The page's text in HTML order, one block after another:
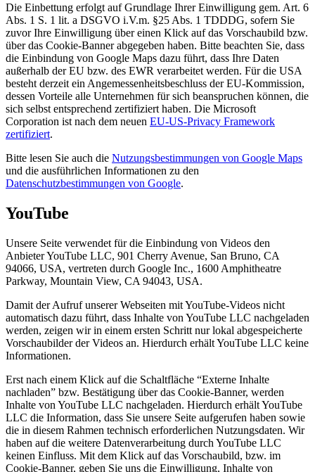
Die Einbettung erfolgt auf Grundlage Ihrer Einwilligung gem. Art. 6
Abs. 1 S. 1 lit. a DSGVO i.V.m. §25 Abs. 1 TDDDG, sofern Sie
zuvor Ihre Einwilligung über einen Klick auf das Vorschaubild bzw.
über das Cookie-Banner abgegeben haben. Bitte beachten Sie, dass
die Einbindung von Google Maps dazu führt, dass Ihre Daten
außerhalb der EU bzw. des EWR verarbeitet werden. Für die USA
besteht derzeit ein Angemessenheitsbeschluss der EU-Kommission,
dessen Vorteile alle Unternehmen für sich beanspruchen können, die
sich selbst entsprechend zertifiziert haben. Die Microsoft
Corporation ist nach dem neuen EU-US-Privacy Framework
zertifiziert.
Bitte lesen Sie auch die Nutzungsbestimmungen von Google Maps
und die ausführlichen Informationen zu den
Datenschutzbestimmungen von Google.
YouTube
Unsere Seite verwendet für die Einbindung von Videos den
Anbieter YouTube LLC, 901 Cherry Avenue, San Bruno, CA
94066, USA, vertreten durch Google Inc., 1600 Amphitheatre
Parkway, Mountain View, CA 94043, USA.
Damit der Aufruf unserer Webseiten mit YouTube-Videos nicht
automatisch dazu führt, dass Inhalte von YouTube LLC nachgeladen
werden, zeigen wir in einem ersten Schritt nur lokal abgespeicherte
Vorschaubilder der Videos an. Hierdurch erhält YouTube LLC keine
Informationen.
Erst nach einem Klick auf die Schaltfläche “Externe Inhalte
nachladen” bzw. Bestätigung über das Cookie-Banner, werden
Inhalte von YouTube LLC nachgeladen. Hierdurch erhält YouTube
LLC die Information, dass Sie unsere Seite aufgerufen haben sowie
die in diesem Rahmen technisch erforderlichen Nutzungsdaten. Wir
haben auf die weitere Datenverarbeitung durch YouTube LLC
keinen Einfluss. Mit dem Klick auf das Vorschaubild, bzw. im
Cookie-Banner, geben Sie uns die Einwilligung, Inhalte von